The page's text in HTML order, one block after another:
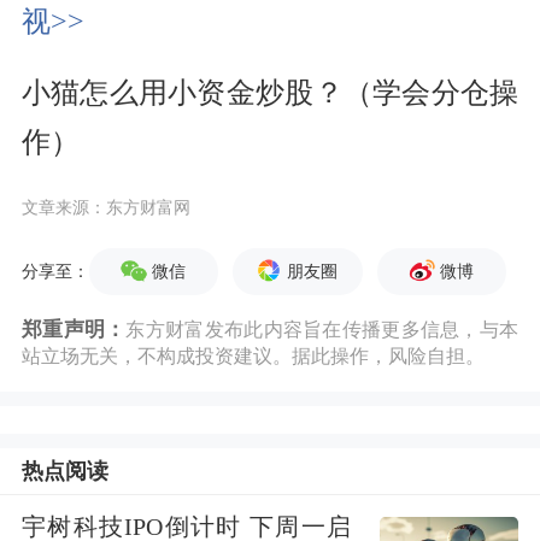
视>>
小猫怎么用小资金炒股？（学会分仓操
作）
文章来源：东方财富网
分享至： 微信 朋友圈 微博
郑重声明： 东方财富发布此内容旨在传播更多信息，与本
站立场无关，不构成投资建议。据此操作，风险自担。
热点阅读
宇树科技IPO倒计时 下周一启